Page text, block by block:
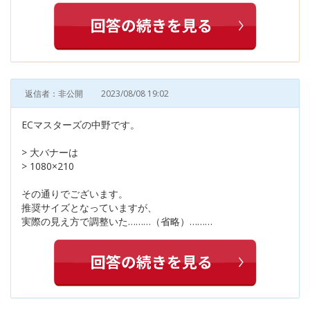
返信者：非公開 2023/08/08 19:02
ECマスターズの中野です。
> 大バナーは
> 1080×210
その通りでございます。
推奨サイズとなっていますが、
実際の見え方で調整いた………（省略）………